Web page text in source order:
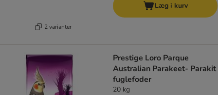
2 varianter
Læg i kurv
Prestige Loro Parque
Australian Parakeet- Parakit
fuglefoder
20 kg